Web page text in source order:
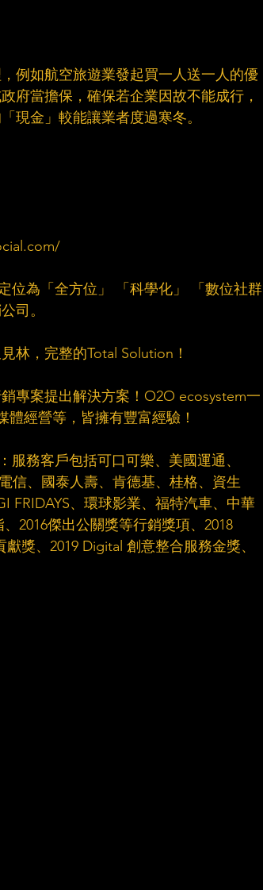
例如航空旅遊業發起買一人送一人的優
府當擔保，確保若企業因故不能成行，
現金」較能讓業者度過寒冬。​
位為「全方位」 「科學化」 「數位社群
司。​
林，完整的Total Solution！​
專案提出解決方案！O2O ecosystem一
經營等，皆擁有豐富經驗！​
務客戶包括可口可樂、美國運通、
信、國泰人壽、肯德基、桂格、資生
FRIDAYS、環球影業、福特汽車、中華
2016傑出公關獎等行銷獎項、2018
獎、2019 Digital 創意整合服務金獎、